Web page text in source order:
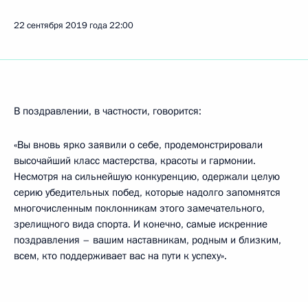
22 сентября 2019 года22:00
В поздравлении, в частности, говорится:
«Вы вновь ярко заявили о себе, продемонстрировали
высочайший класс мастерства, красоты и гармонии.
Несмотря на сильнейшую конкуренцию, одержали целую
серию убедительных побед, которые надолго запомнятся
многочисленным поклонникам этого замечательного,
зрелищного вида спорта. И конечно, самые искренние
поздравления – вашим наставникам, родным и близким,
всем, кто поддерживает вас на пути к успеху».